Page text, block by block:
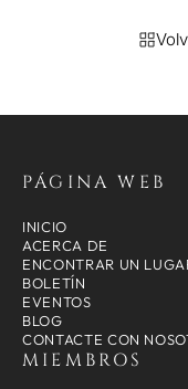
PÁGINA WEB
INICIO
ACERCA DE
ENCONTRAR UN
BOLETÍN
EVENTOS
BLOG
CONTACTE CON
MIEMBROS